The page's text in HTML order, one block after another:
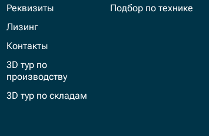
Реквизиты
Лизинг
Контакты
3D тур по
производству
3D тур по складам
Подбор по технике